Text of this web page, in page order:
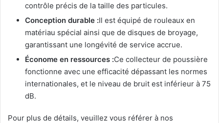
contrôle précis de la taille des particules.
Conception durable :Il est équipé de rouleaux en
matériau spécial ainsi que de disques de broyage,
garantissant une longévité de service accrue.
Économe en ressources :Ce collecteur de poussière
fonctionne avec une efficacité dépassant les normes
internationales, et le niveau de bruit est inférieur à 75
dB.
Pour plus de détails, veuillez vous référer à nos